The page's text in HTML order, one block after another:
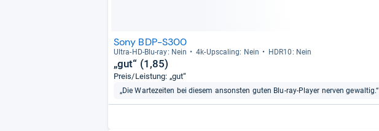
Sony BDP-S300
Ultra-​HD-​Blu-​ray: Nein 4k-​Ups­ca­ling: Nein HDR10: Nein
„gut“ (1,85)
Preis/Leistung: „gut“
„Die Wartezeiten bei diesem ansonsten guten Blu-ray-Player nerven gewaltig.“